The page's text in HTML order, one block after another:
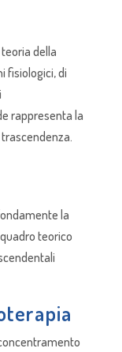
della
fisiologici, di
rappresenta la
la
teorico